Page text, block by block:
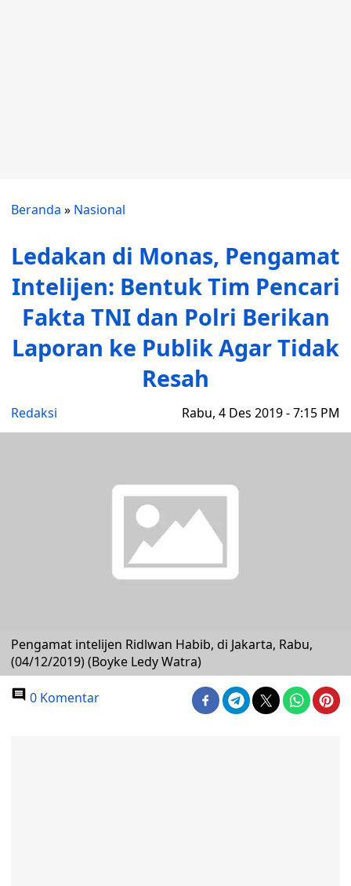
Beranda » Nasional
Ledakan di Monas, Pengamat
Intelijen: Bentuk Tim Pencari
Fakta TNI dan Polri Berikan
Laporan ke Publik Agar Tidak
Resah
Redaksi Rabu, 4 Des 2019 - 7:15 PM
Pengamat intelijen Ridlwan Habib, di Jakarta, Rabu,
(04/12/2019) (Boyke Ledy Watra)
0 Komentar